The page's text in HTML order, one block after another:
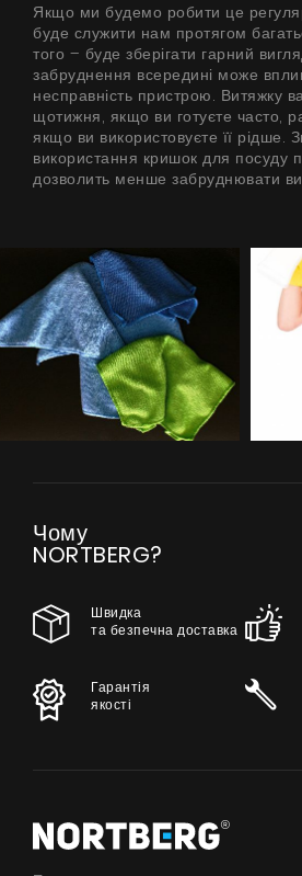
UA|RU
Якщо ми будемо робити це
буде служити нам протягом
того – буде зберігати гарний
забруднення всередині може
несправність пристрою. Витяжку
щотижня, якщо ви готуєте часто,
якщо ви використовуєте її рідше.
використання кришок для посуду
дозволить менше забруднювати
Чому
NORTBERG?
Швидка
та безпечна доставка
Гарантія
якості